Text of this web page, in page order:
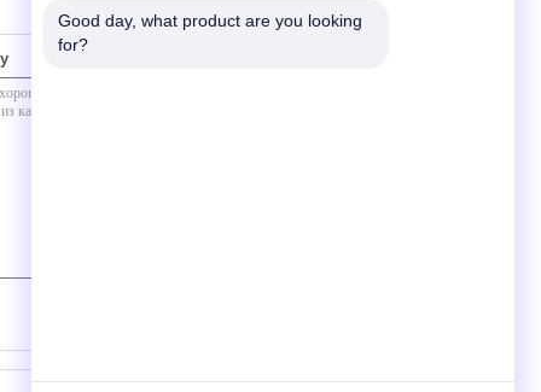
Good day, what product are you looking
for?